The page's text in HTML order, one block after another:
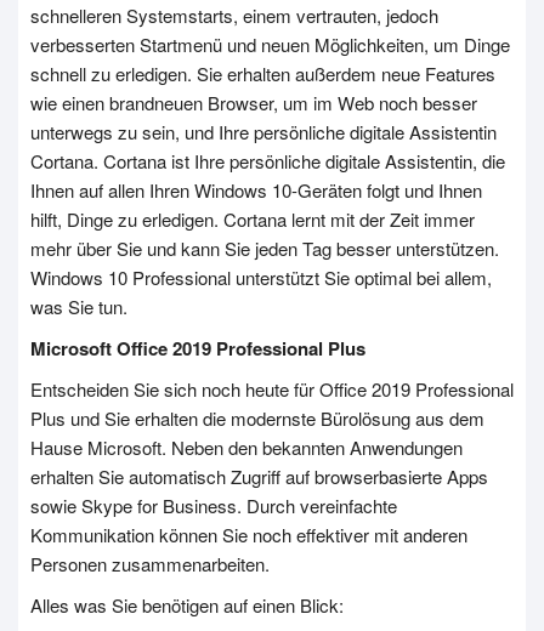
schnelleren Systemstarts, einem vertrauten, jedoch
verbesserten Startmenü und neuen Möglichkeiten, um Dinge
schnell zu erledigen. Sie erhalten außerdem neue Features
wie einen brandneuen Browser, um im Web noch besser
unterwegs zu sein, und Ihre persönliche digitale Assistentin
Cortana. Cortana ist Ihre persönliche digitale Assistentin, die
Ihnen auf allen Ihren Windows 10-Geräten folgt und Ihnen
hilft, Dinge zu erledigen. Cortana lernt mit der Zeit immer
mehr über Sie und kann Sie jeden Tag besser unterstützen.
Windows 10 Professional unterstützt Sie optimal bei allem,
was Sie tun.
Microsoft Office 2019 Professional Plus
Entscheiden Sie sich noch heute für Office 2019 Professional
Plus und Sie erhalten die modernste Bürolösung aus dem
Hause Microsoft. Neben den bekannten Anwendungen
erhalten Sie automatisch Zugriff auf browserbasierte Apps
sowie Skype for Business. Durch vereinfachte
Kommunikation können Sie noch effektiver mit anderen
Personen zusammenarbeiten.
Alles was Sie benötigen auf einen Blick: